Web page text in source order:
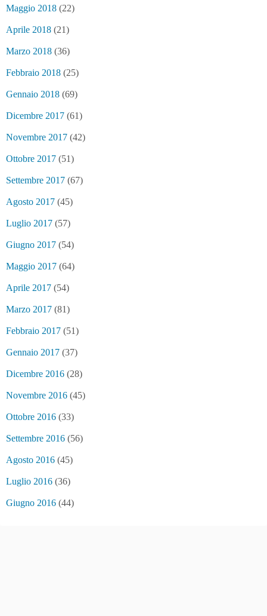
Maggio 2018 (22)
Aprile 2018 (21)
Marzo 2018 (36)
Febbraio 2018 (25)
Gennaio 2018 (69)
Dicembre 2017 (61)
Novembre 2017 (42)
Ottobre 2017 (51)
Settembre 2017 (67)
Agosto 2017 (45)
Luglio 2017 (57)
Giugno 2017 (54)
Maggio 2017 (64)
Aprile 2017 (54)
Marzo 2017 (81)
Febbraio 2017 (51)
Gennaio 2017 (37)
Dicembre 2016 (28)
Novembre 2016 (45)
Ottobre 2016 (33)
Settembre 2016 (56)
Agosto 2016 (45)
Luglio 2016 (36)
Giugno 2016 (44)